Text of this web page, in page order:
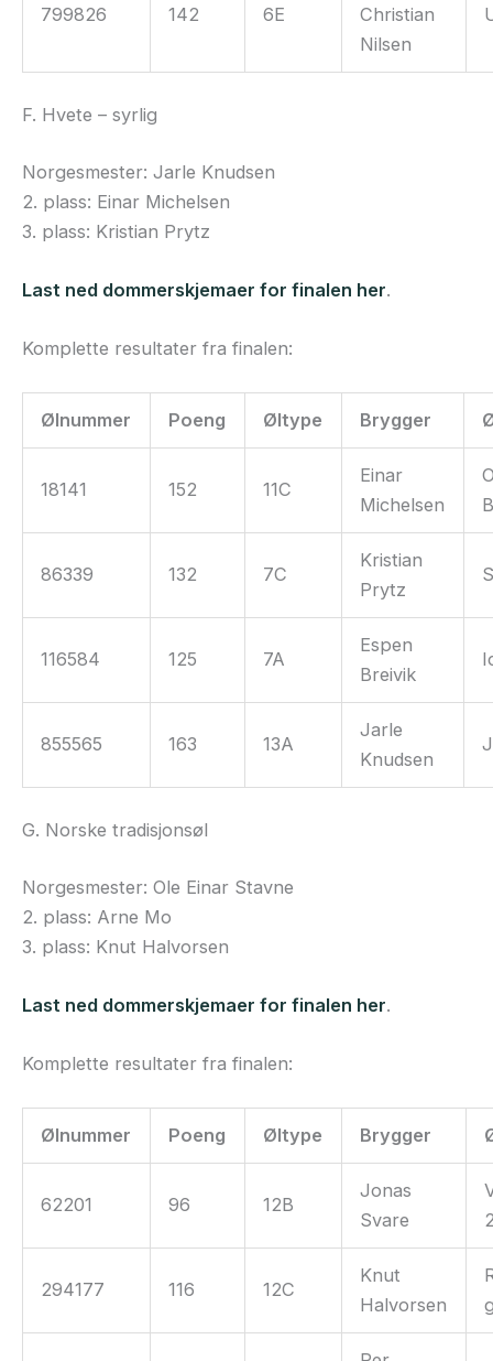
799826 142 6E
Christian
Nilsen
F. Hvete – syrlig
Norgesmester: Jarle Knudsen
2. plass: Einar Michelsen
3. plass: Kristian Prytz
Last ned dommerskjemaer for finalen her.
Komplette resultater fra finalen:
Ølnummer Poeng Øltype Brygger
18141 152 11C
Einar
Michelsen
86339 132 7C
Kristian
Prytz
116584 125 7A
Espen
Breivik
855565 163 13A
Jarle
Knudsen
G. Norske tradisjonsøl
Norgesmester: Ole Einar Stavne
2. plass: Arne Mo
3. plass: Knut Halvorsen
Last ned dommerskjemaer for finalen her.
Komplette resultater fra finalen:
Ølnummer Poeng Øltype Brygger
62201 96 12B
Jonas
Svare
294177 116 12C
Knut
Halvorsen